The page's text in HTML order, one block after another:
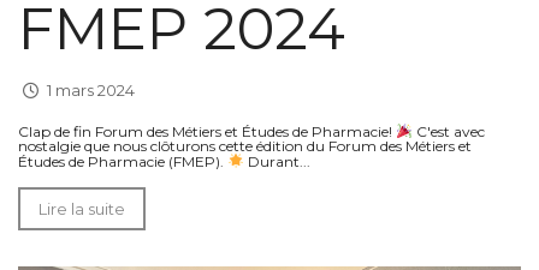
FMEP 2024
1 mars 2024
Clap de fin Forum des Métiers et Études de Pharmacie!
C'est avec
nostalgie que nous clôturons cette édition du Forum des Métiers et
Études de Pharmacie (FMEP).
Durant...
Lire la suite